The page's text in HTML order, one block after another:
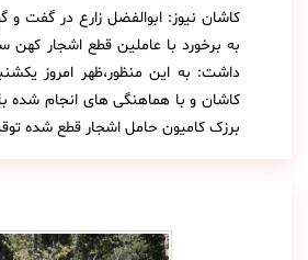
کاشان نیوز: ابوالفضل زارع در گفت و
به برخورد با عاملین قطع اشجار کهن
داشت: به این منظور،ظهر امروز
کاشان و با هماهنگی های انجام شده
برزک کامیون حامل اشجار قطع شده